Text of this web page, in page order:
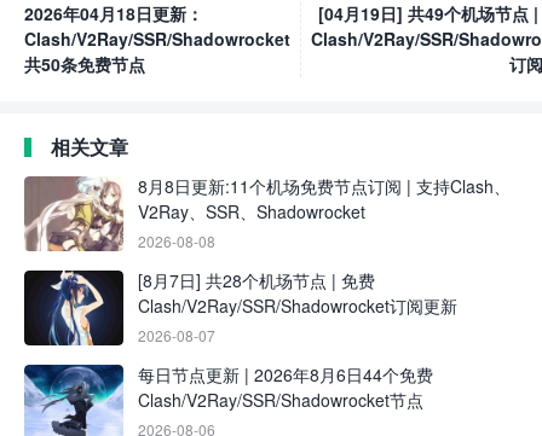
2026年04月18日更新：
Clash/V2Ray/SSR/Shadowrocket
共50条免费节点
[04月19日] 共49个机场节点
Clash/V2Ray/SSR/
订
相关文章
8月8日更新:11个机场免费节点订阅 | 支持Clash、
V2Ray、SSR、Shadowrocket
2026-08-08
[8月7日] 共28个机场节点 | 免费
Clash/V2Ray/SSR/Shadowrocket订阅更新
2026-08-07
每日节点更新 | 2026年8月6日44个免费
Clash/V2Ray/SSR/Shadowrocket节点
2026-08-06